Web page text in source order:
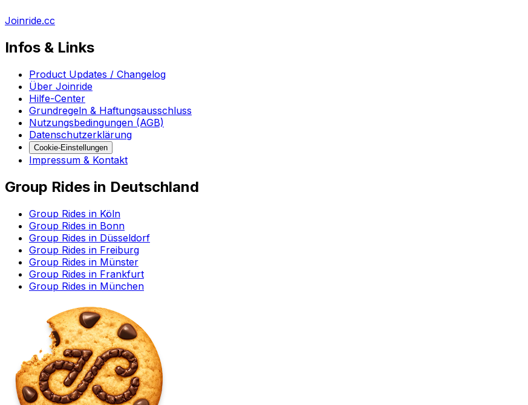
Joinride.cc
Infos & Links
Product Updates / Changelog
Über Joinride
Hilfe-Center
Grundregeln & Haftungsausschluss
Nutzungsbedingungen (AGB)
Datenschutzerklärung
Cookie-Einstellungen
Impressum & Kontakt
Group Rides in Deutschland
Group Rides in Köln
Group Rides in Bonn
Group Rides in Düsseldorf
Group Rides in Freiburg
Group Rides in Münster
Group Rides in Frankfurt
Group Rides in München